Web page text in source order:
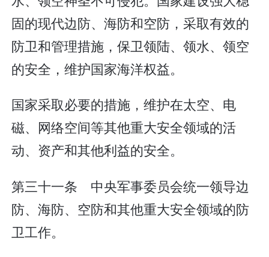
固的现代边防、海防和空防，采取有效的
防卫和管理措施，保卫领陆、领水、领空
的安全，维护国家海洋权益。
国家采取必要的措施，维护在太空、电
磁、网络空间等其他重大安全领域的活
动、资产和其他利益的安全。
第三十一条 中央军事委员会统一领导边
防、海防、空防和其他重大安全领域的防
卫工作。